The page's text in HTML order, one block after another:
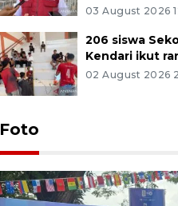
03 August 2026
206 siswa
Kendari ikut
02 August 2026
Foto